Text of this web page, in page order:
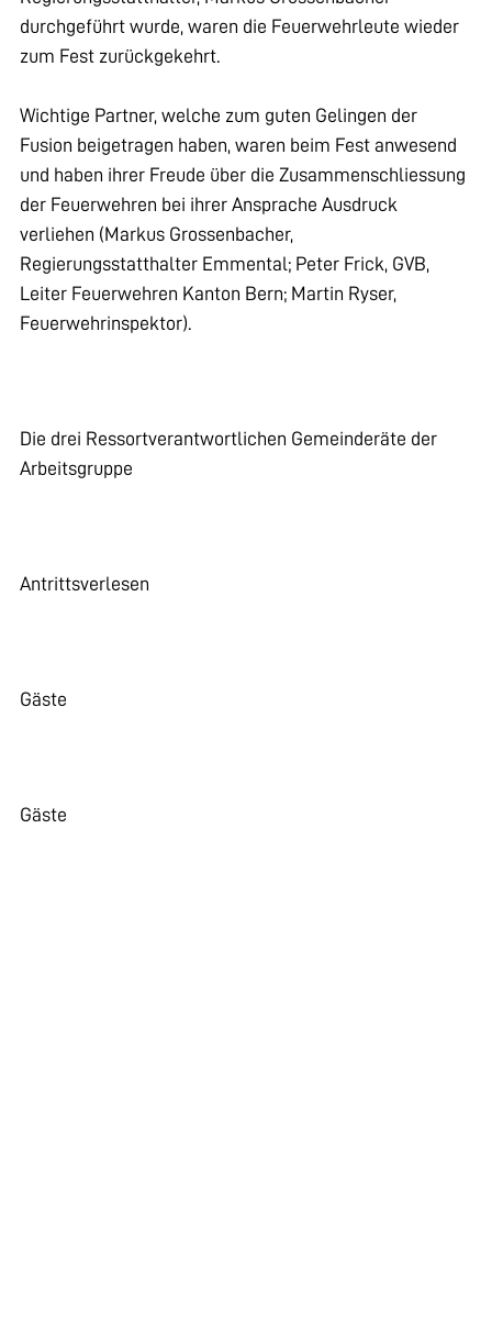
durchgeführt wurde, waren die Feuerwehrleute wieder
zum Fest zurückgekehrt.
Wichtige Partner, welche zum guten Gelingen der
Fusion beigetragen haben, waren beim Fest anwesend
und haben ihrer Freude über die Zusammenschliessung
der Feuerwehren bei ihrer Ansprache Ausdruck
verliehen (Markus Grossenbacher,
Regierungsstatthalter Emmental; Peter Frick, GVB,
Leiter Feuerwehren Kanton Bern; Martin Ryser,
Feuerwehrinspektor).
Die drei Ressortverantwortlichen Gemeinderäte der
Arbeitsgruppe
Antrittsverlesen
Gäste
Gäste